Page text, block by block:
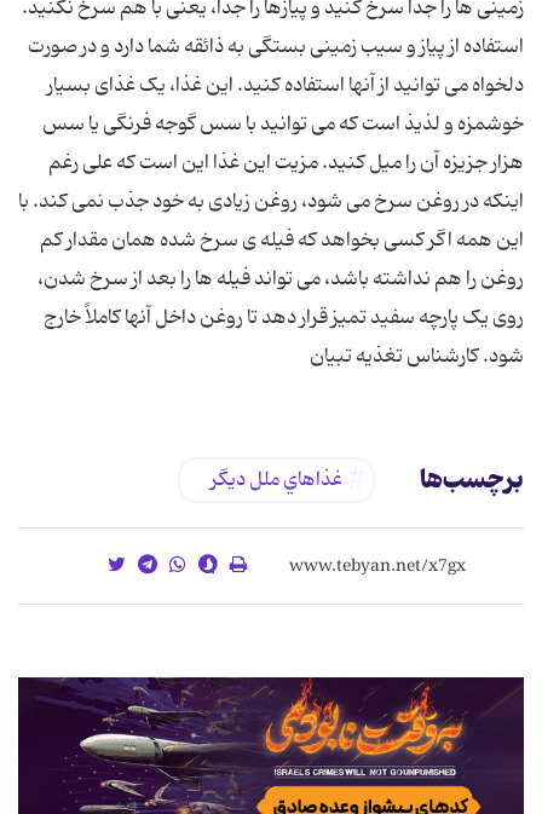
زمینی ها را جدا سرخ کنید و پیازها را جدا، یعنی با هم سرخ نکنید.
استفاده از پیاز و سیب زمینی بستگی به ذائقه شما دارد و در صورت
دلخواه می توانید از آنها استفاده کنید. این غذا، یک غذای بسیار
خوشمزه و لذیذ است که می توانید با سس گوجه فرنگی یا سس
هزار جزیزه آن را میل کنید. مزیت این غذا این است که علی رغم
اینکه در روغن سرخ می شود، روغن زیادی به خود جذب نمی کند. با
این همه اگر کسی بخواهد که فیله ی سرخ شده همان مقدار کم
روغن را هم نداشته باشد، می تواند فیله ها را بعد از سرخ شدن،
روی یک پارچه سفید تمیز قرار دهد تا روغن داخل آنها کاملاً خارج
شود. کارشناس تغذیه تبیان
برچسب‌ها غذاهاي ملل ديگر